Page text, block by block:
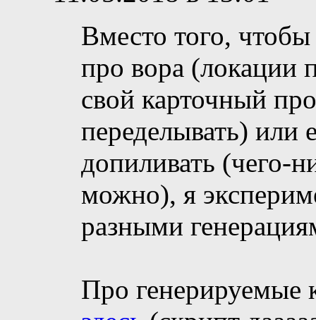
Вместо того,
про вора (локации
свой карточный
переделывать) или
допиливать (чего-
можно), я
разными
Про генерируемые